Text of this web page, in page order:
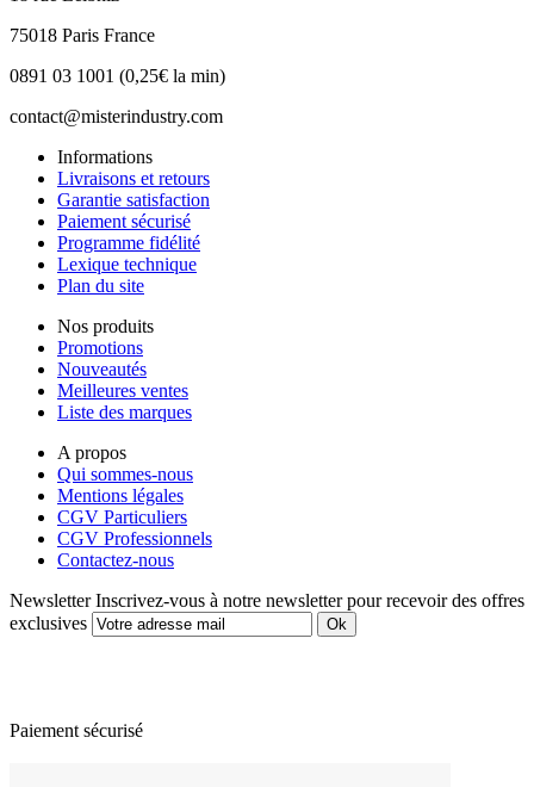
75018 Paris France
0891 03 1001 (0,25€ la min)
contact@misterindustry.com
Informations
Livraisons et retours
Garantie satisfaction
Paiement sécurisé
Programme fidélité
Lexique technique
Plan du site
Nos produits
Promotions
Nouveautés
Meilleures ventes
Liste des marques
A propos
Qui sommes-nous
Mentions légales
CGV Particuliers
CGV Professionnels
Contactez-nous
Newsletter Inscrivez-vous à notre newsletter pour recevoir des offres
exclusives
Paiement sécurisé